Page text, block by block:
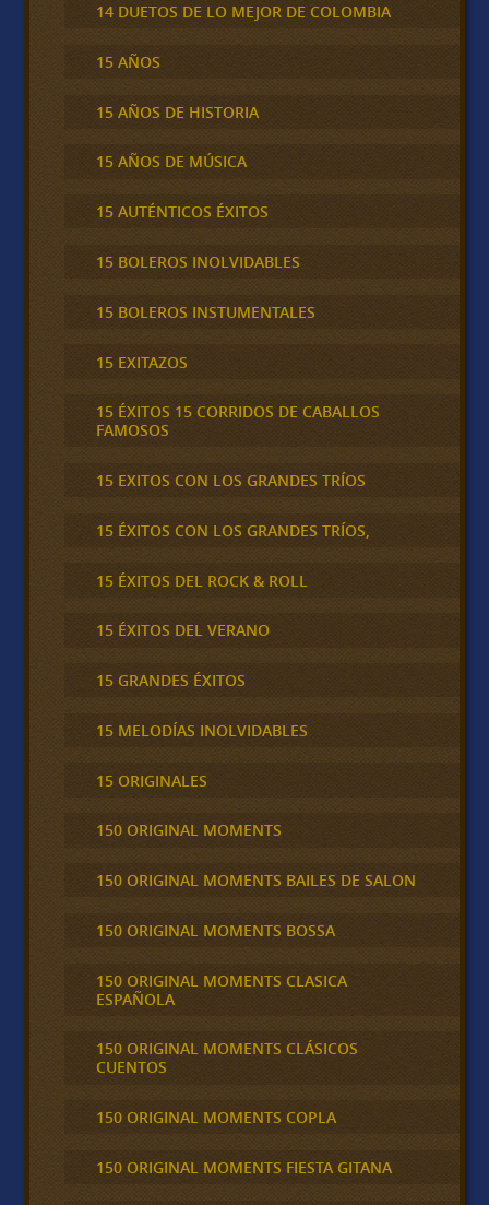
14 DUETOS DE LO MEJOR DE COLOMBIA
15 AÑOS
15 AÑOS DE HISTORIA
15 AÑOS DE MÚSICA
15 AUTÉNTICOS ÉXITOS
15 BOLEROS INOLVIDABLES
15 BOLEROS INSTUMENTALES
15 EXITAZOS
15 ÉXITOS 15 CORRIDOS DE CABALLOS
FAMOSOS
15 EXITOS CON LOS GRANDES TRÍOS
15 ÉXITOS CON LOS GRANDES TRÍOS,
15 ÉXITOS DEL ROCK & ROLL
15 ÉXITOS DEL VERANO
15 GRANDES ÉXITOS
15 MELODÍAS INOLVIDABLES
15 ORIGINALES
150 ORIGINAL MOMENTS
150 ORIGINAL MOMENTS BAILES DE SALON
150 ORIGINAL MOMENTS BOSSA
150 ORIGINAL MOMENTS CLASICA
ESPAÑOLA
150 ORIGINAL MOMENTS CLÁSICOS
CUENTOS
150 ORIGINAL MOMENTS COPLA
150 ORIGINAL MOMENTS FIESTA GITANA